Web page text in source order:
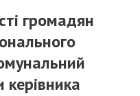
громадян